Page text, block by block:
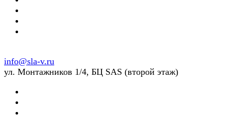
info@sla-v.ru
ул. Монтажников 1/4, БЦ SAS (второй этаж)